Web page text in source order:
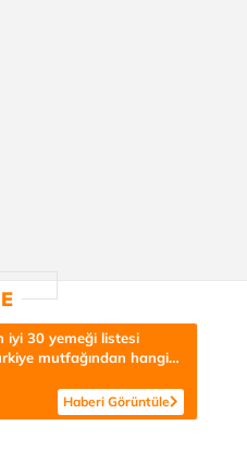
iyi 30 yemeği listesi
mutfağından hangi
Haberi Görüntüle